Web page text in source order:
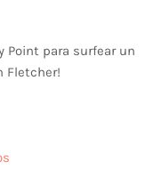
Point para surfear un
Fletcher!